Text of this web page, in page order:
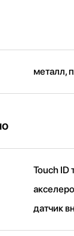
металл,
Touch ID
датчик